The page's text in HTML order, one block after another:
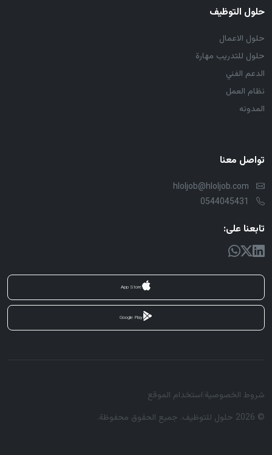
حلول التوظيف
حلول الاعمال
حلول للتدريب مهارة
الدعم الفني
نظام العمل
المدونه
تواصل معنا
hloljob@hloljob.com
0544045431
تابعنا على:
App Store
Google Play
شروط الخصوصية|استخدام الموقع
© 2026 حلول للتوظيف. جميع الحقوق محفوظة.